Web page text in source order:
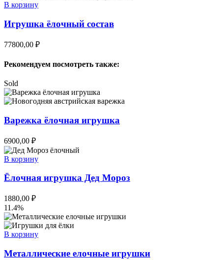
В корзину
Игрушка ёлочный состав
77800,00 ₽
Рекомендуем посмотреть также:
Sold
Варежка ёлочная игрушка
6900,00 ₽
В корзину
Ёлочная игрушка Дед Мороз
1880,00 ₽
11.4%
В корзину
Металлические елочные игрушки